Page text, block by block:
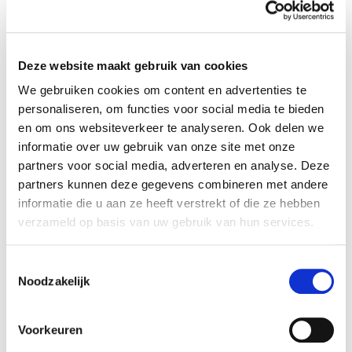
Deze website maakt gebruik van cookies
We gebruiken cookies om content en advertenties te
personaliseren, om functies voor social media te bieden
en om ons websiteverkeer te analyseren. Ook delen we
informatie over uw gebruik van onze site met onze
partners voor social media, adverteren en analyse. Deze
partners kunnen deze gegevens combineren met andere
informatie die u aan ze heeft verstrekt of die ze hebben
verzameld op basis van uw gebruik van hun services.
Noodzakelijk
Voorkeuren
Ze is begonnen met het geven van
workshops bij mensen aan huis, daarna in
Uden waar ze toen woonde en nu gaat ze
verder in Budel-Schoot. “Tijdens mijn
workshops wil ik de mensen zoveel mogelijk
aandacht geven en mijn specialiteit
vertellen door te combineren met
materialen. En wat vooral belangrijk is, is dat